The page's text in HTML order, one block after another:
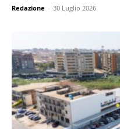
Redazione - 30 Luglio 2026